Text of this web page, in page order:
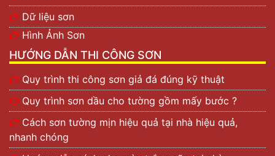
Sơn lót Kansai Sureseal PS38; Sơn phủ epoxy
SL1; vàSơn phủ sàn bê tông epoxy Kansai Paralux
4HG. Sau đây chúng ta sẽ cùng tìm hiểu rõ hơn về đặc
tính của từng loại:
Sơn lót Kansai Sureseal PS38 kháng hóa chất
Dữ liệu sơn
Hình Ảnh Sơn
HƯỚNG DẪN THI CÔNG SƠN
Quy trình thi công sơn giả đá đúng kỹ thuật
Quy trình sơn dầu cho tường gồm mấy bước ?
Cách sơn tường mịn hiệu quả tại nhà hiệu quả,
nhanh chóng